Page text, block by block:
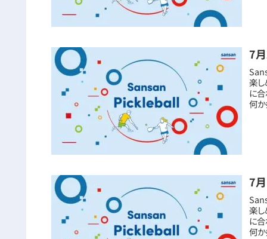
7
楽し
に
何
7
楽し
に
何